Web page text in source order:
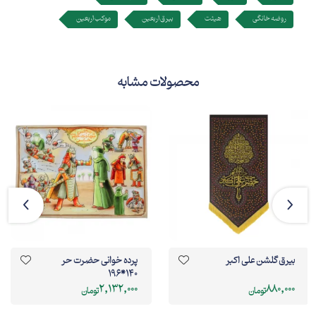
روضه خانگی
هیئت بیرق اربعین موکب اربعین
محصولات مشابه
بیرق گلشن علی اکبر
880,000تومان
پرده خوانی حضرت حر
140*196
2,132,000تومان